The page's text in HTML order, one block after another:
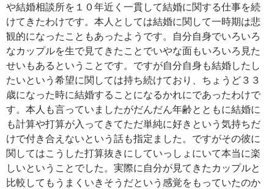
や結婚相談所を１０年近く一貫して結婚に関する仕事を続
けてきたわけです。本人としては結婚に関して一時期は悲
観的になったこともあったようです。自分自身でいろいろ
なカップルを生で見てきたことでいやな面もいろいろ見た
せいもあるということです。ですが自分自身も結婚したし
たいという希望に関しては持ち続けており、ちょうど３３
歳になった時に結婚することになるかれにであったわけで
す。本人も言っていましたがだんだん年齢とともに結婚に
も計算や打算が入ってきてただ単純に好きという気持ちだ
けで付き合えないという話も指定ました。ですがその彼に
関してはこうした打算抜きにしていっしょにいて本当に楽
しいということでした。実際に自分が見てきたカップルと
比較してもうまくいきそうだという感覚をもっていたのか